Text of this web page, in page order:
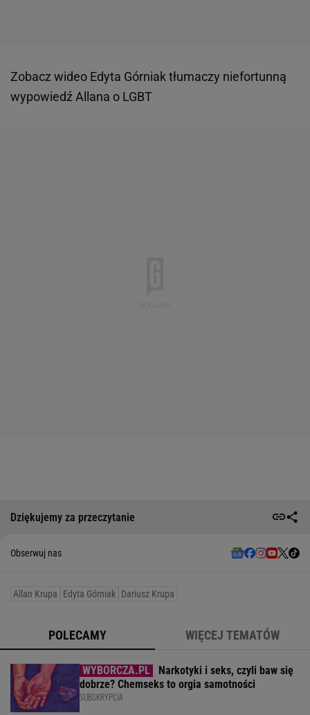
Zobacz wideo Edyta Górniak tłumaczy niefortunną
wypowiedź Allana o LGBT
Dziękujemy za przeczytanie
Obserwuj nas
Allan Krupa Edyta Górniak Dariusz Krupa
POLECAMY WIĘCEJ TEMATÓW
Narkotyki i seks, czyli baw się
dobrze? Chemseks to orgia samotności
SUBSKRYPCJA